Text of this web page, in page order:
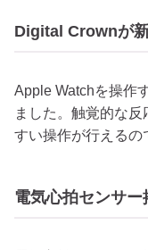
Digital Crownが
Apple Watchを操作
ました。触覚的な
すい操作が行えるの
電気心拍センサー